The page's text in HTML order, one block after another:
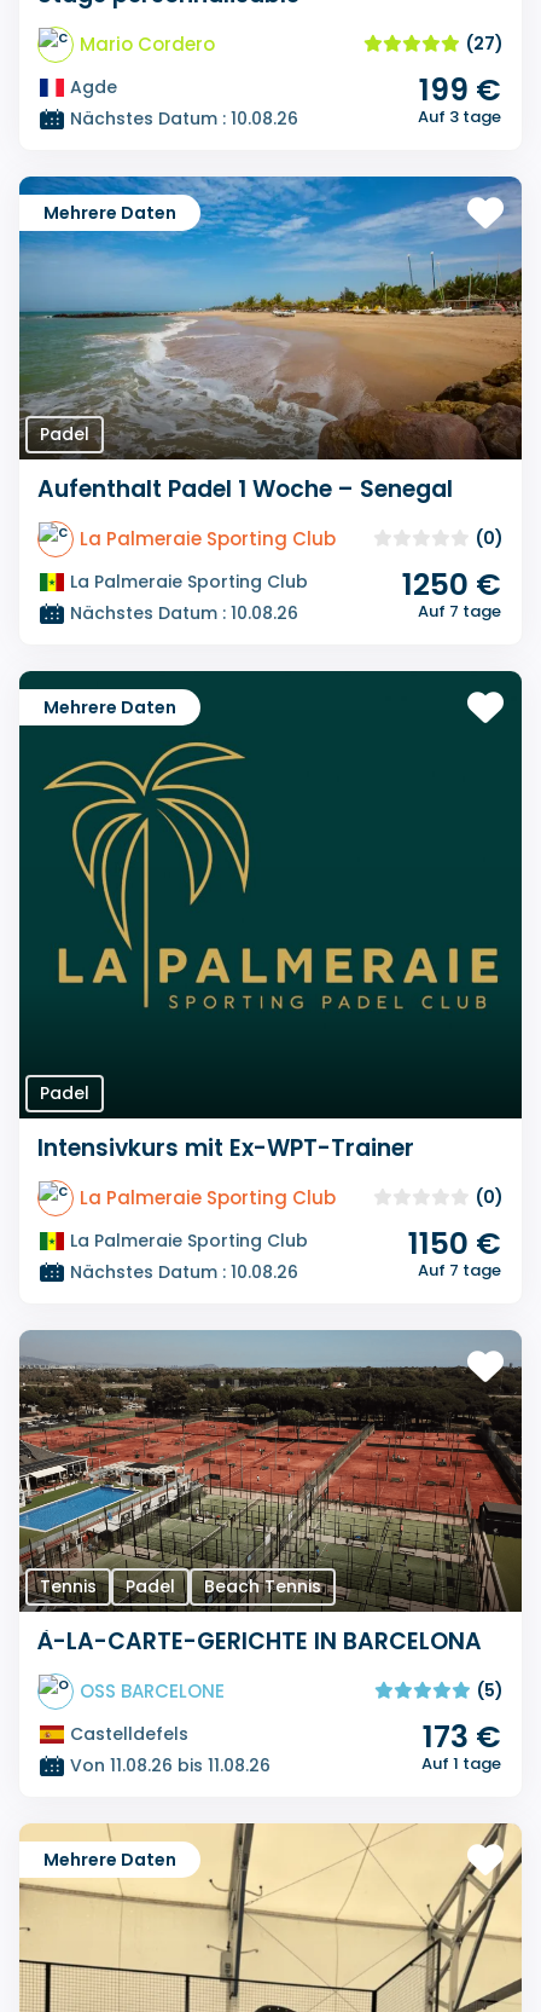
Mario Cordero
(27)
Agde
Nächstes Datum : 10.08.26
199 €
Auf 3 tage
Mehrere Daten
Padel
Aufenthalt Padel 1 Woche – Senegal
La Palmeraie Sporting Club
(0)
La Palmeraie Sporting Club
Nächstes Datum : 10.08.26
1250 €
Auf 7 tage
Mehrere Daten
Padel
Intensivkurs mit Ex-WPT-Trainer
La Palmeraie Sporting Club
(0)
La Palmeraie Sporting Club
Nächstes Datum : 10.08.26
1150 €
Auf 7 tage
Tennis Padel Beach Tennis
À-LA-CARTE-GERICHTE IN BARCELONA
OSS BARCELONE
(5)
Castelldefels
Von 11.08.26 bis 11.08.26
173 €
Auf 1 tage
Mehrere Daten